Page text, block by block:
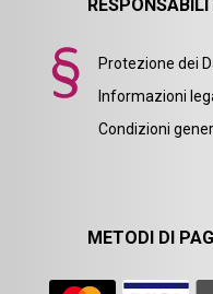
Protezione dei
Informazioni
Condizioni
METODI DI